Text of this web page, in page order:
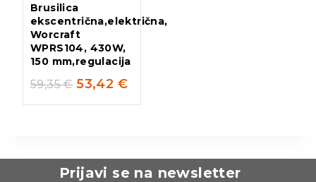
Brusilica
ekscentrična,električna,
Worcraft
WPRS104, 430W,
150 mm,regulacija
59,35€ 53,42 €
Prijavi se na newsletter